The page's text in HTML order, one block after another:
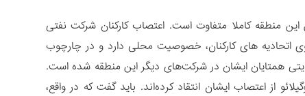
منطقه کاملا متفاوت است. اعتصاب کارکنان شرکت نفتی
اتحادیه های کارکنان، خصوصیت محلی دارد و در چارچوب
همتایان ایشان در شرکت‌های دیگر این منطقه شده است.
از اعتصاب ایشان انتقاد کرده‌اند. باید گفت که در واقع،